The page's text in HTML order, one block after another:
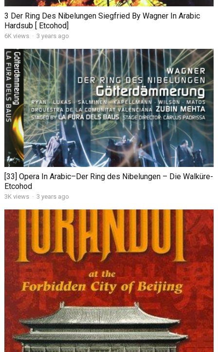
3 Der Ring Des Nibelungen Siegfried By Wagner In Arabic
Hardsub [ Etcohod]
6K views · 3 years ago
[33] Opera In Arabic–Der Ring des Nibelungen – Die Walküre-
Etcohod
3K views · 3 years ago